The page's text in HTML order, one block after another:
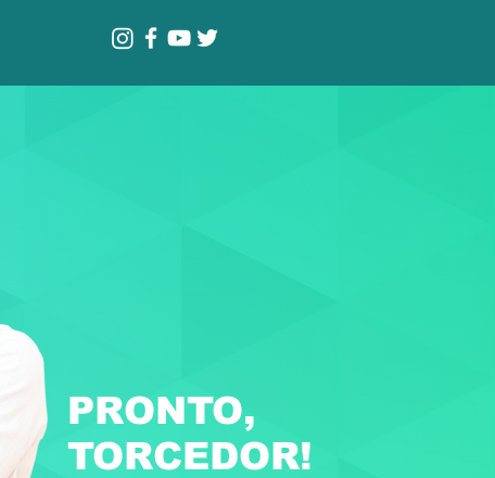
PRONTO,
TORCEDOR!